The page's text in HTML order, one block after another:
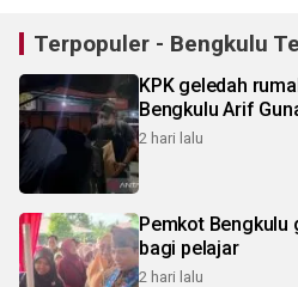
Terpopuler - Bengkulu
KPK geledah
Bengkulu Arif
2 hari lalu
Pemkot Bengkulu
bagi pelajar
2 hari lalu